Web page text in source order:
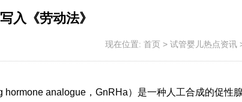
入《劳动法》
现在位置: 首页 > 试管婴儿热点资讯
analogue，GnRHa）是一种人工合成的促性